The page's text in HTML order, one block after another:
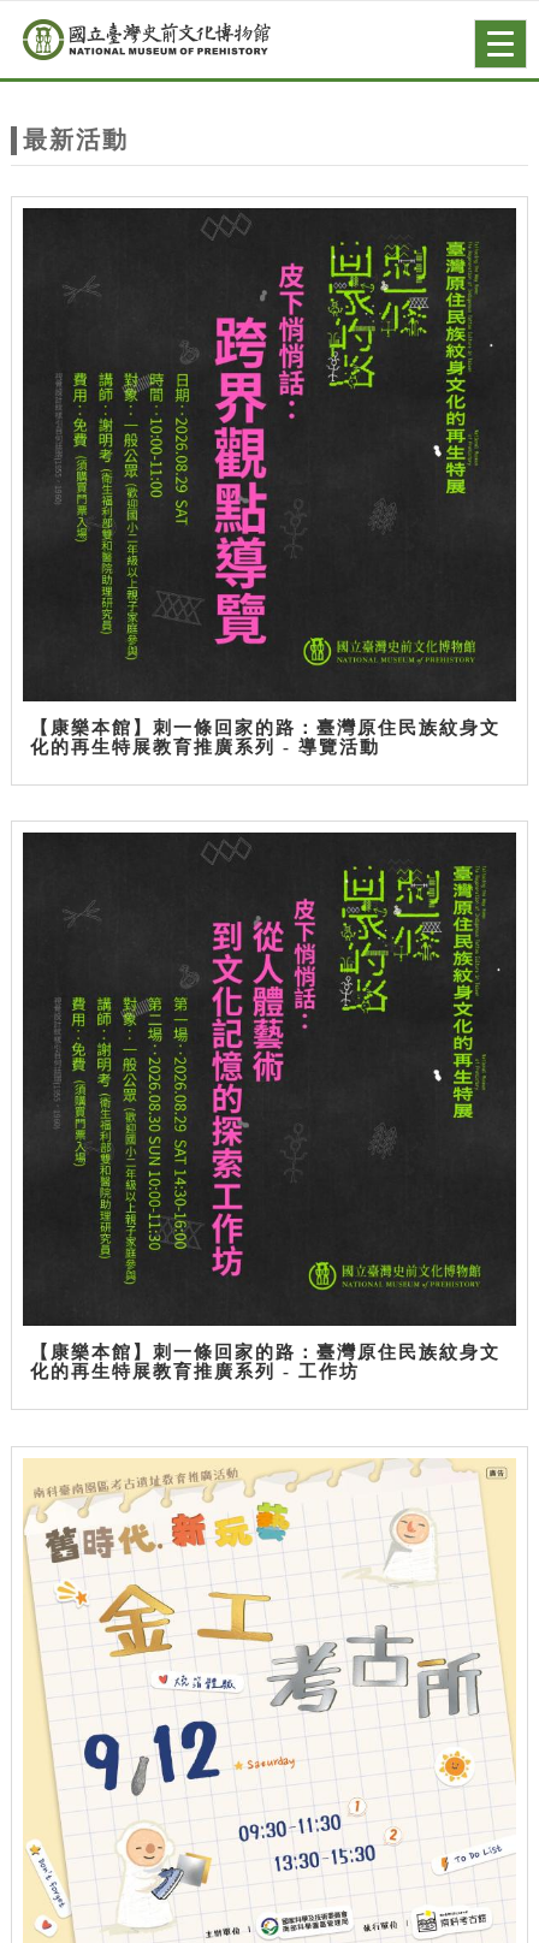
站
主
跳到主要內容
網站導覽
最新活動
【康樂本館】刺一條回家的路：臺灣原住民族紋身文
化的再生特展教育推廣系列 - 導覽活動
【康樂本館】刺一條回家的路：臺灣原住民族紋身文
化的再生特展教育推廣系列 - 工作坊